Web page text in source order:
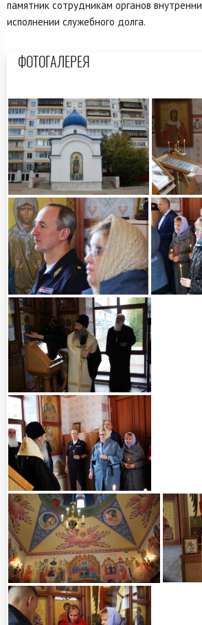
памятник сотрудникам органов
исполнении служебного долга.
ФОТОГАЛЕРЕЯ